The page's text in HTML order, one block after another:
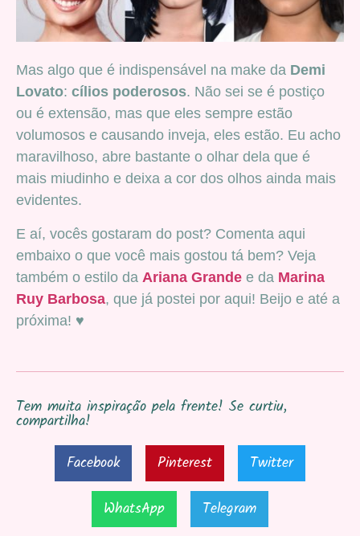
Mas algo que é indispensável na make da Demi
Lovato: cílios poderosos. Não sei se é postiço
ou é extensão, mas que eles sempre estão
volumosos e causando inveja, eles estão. Eu acho
maravilhoso, abre bastante o olhar dela que é
mais miudinho e deixa a cor dos olhos ainda mais
evidentes.
E aí, vocês gostaram do post? Comenta aqui
embaixo o que você mais gostou tá bem? Veja
também o estilo da Ariana Grande e da Marina
Ruy Barbosa, que já postei por aqui! Beijo e até a
próxima! ♥
Tem muita inspiração pela frente! Se curtiu,
compartilha!
Facebook
Pinterest
Twitter
WhatsApp
Telegram